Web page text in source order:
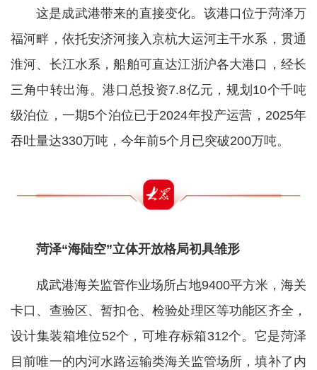
这是成武港带来的直接变化。该港口位于菏泽万
福河畔，依托安济河接入京杭大运河主干水系，贯通
淮河、长江水系，船舶可直达江浙沪各大港口，经长
三角中转出海。港口总投资7.8亿元，规划10个千吨
级泊位，一期5个泊位已于2024年投产运营，2025年
吞吐量达330万吨，今年前5个月已突破200万吨。
菏泽“海陆空”立体开放格局初具雏形
成武港海关监管作业场所占地9400平方米，海关
卡口、查验区、暂扣仓、检验处理区等功能区齐全，
设计集装箱堆位52个，可堆存标箱312个。它是菏泽
目前唯一的内河水路运输类海关监管场所，填补了内